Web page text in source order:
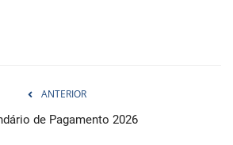
ANTERIOR
de Pagamento 2026